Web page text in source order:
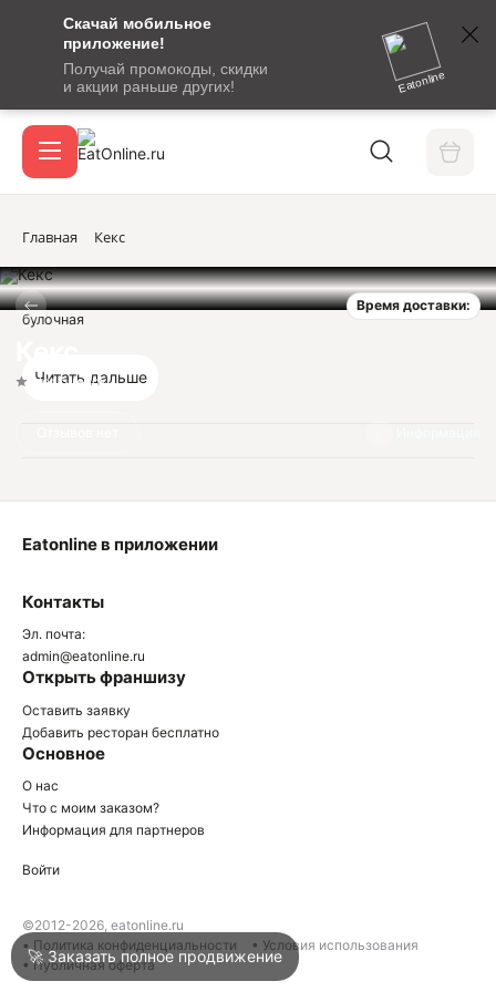
Скачай мобильное
приложение!
Получай промокоды, скидки
и акции раньше других!
Eatonline
сообщение
кодом
подтверждения
Вход / регистрация
Акции
Войти
Написать в техподдержку
Главная Кекс
Время доставки:
Нет оценок
булочная
Читать дальше
Контакты
Эл. почта:
admin@eatonline.ru
Открыть франшизу
Оставить заявку
Добавить ресторан бесплатно
Основное
О нас
Что с моим заказом?
Информация для партнеров
Eatonline в приложении
Войти
©2012-2026, eatonline.ru
• Политика конфиденциальности
• Условия использования
• Публичная оферта
🚀 Заказать полное продвижение